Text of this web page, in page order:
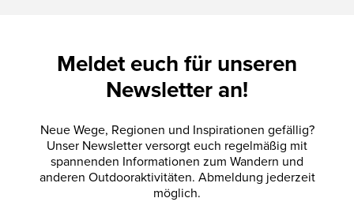
Meldet euch für unseren
Newsletter an!
Neue Wege, Regionen und Inspirationen gefällig?
Unser Newsletter versorgt euch regelmäßig mit
spannenden Informationen zum Wandern und
anderen Outdooraktivitäten. Abmeldung jederzeit
möglich.